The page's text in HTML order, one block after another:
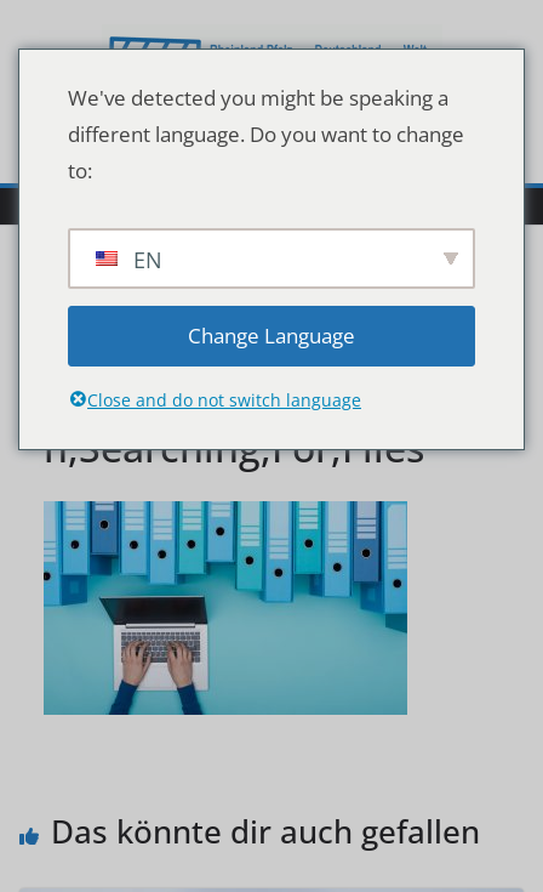
Inhalt
Organized,Archive,With,
Ring,Binders,And,Woma
n,Searching,For,Files
Das könnte dir auch gefallen
We've detected you might be speaking a
different language. Do you want to change
to:
EN
Change Language
Close and do not switch language